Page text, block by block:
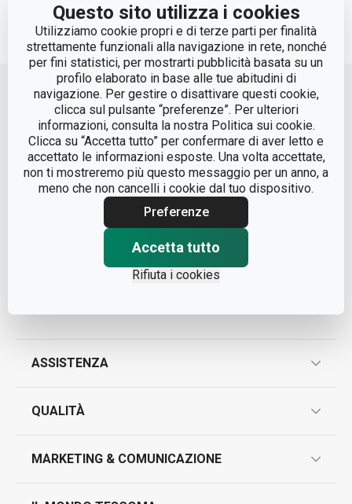
Questo sito utilizza i cookies
Utilizziamo cookie propri e di terze parti per finalità
strettamente funzionali alla navigazione in rete, nonché
per fini statistici, per mostrarti pubblicità basata su un
profilo elaborato in base alle tue abitudini di
navigazione. Per gestire o disattivare questi cookie,
clicca sul pulsante “preferenze”. Per ulteriori
informazioni, consulta la nostra Politica sui cookie.
Clicca su “Accetta tutto” per confermare di aver letto e
accettato le informazioni esposte. Una volta accettate,
non ti mostreremo più questo messaggio per un anno, a
meno che non cancelli i cookie dal tuo dispositivo.
Preferenze
Accetta tutto
Rifiuta i cookies
1 2 3 4
Move up
Codice Fiscale e REG. Imp. BS n. 01873360984
ASSISTENZA
contatti
QUALITÀ
MARKETING & COMUNICAZIONE